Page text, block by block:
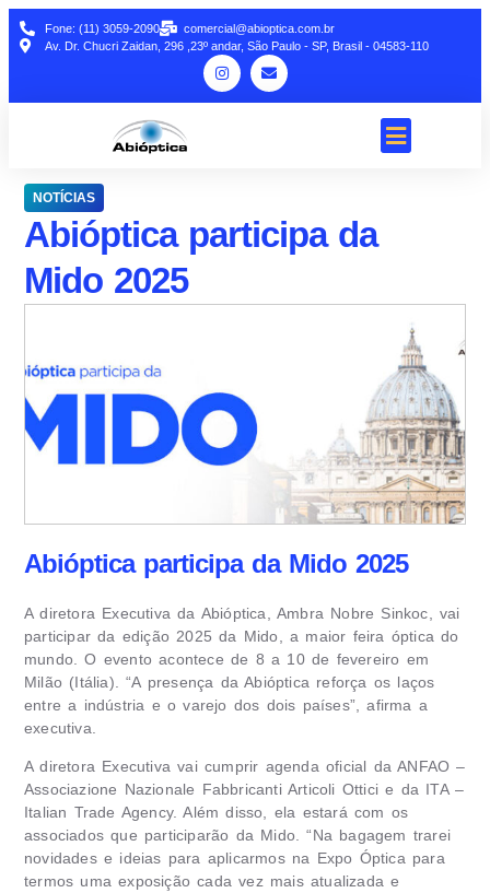
Fone: (11) 3059-2090
comercial@abioptica.com.br
Av. Dr. Chucri Zaidan, 296 ,23º andar, São Paulo - SP, Brasil - 04583-110
NOTÍCIAS
Abióptica participa da
Mido 2025
Abióptica participa da Mido 2025
A diretora Executiva da Abióptica, Ambra Nobre Sinkoc, vai
participar da edição 2025 da Mido, a maior feira óptica do
mundo. O evento acontece de 8 a 10 de fevereiro em
Milão (Itália). “A presença da Abióptica reforça os laços
entre a indústria e o varejo dos dois países”, afirma a
executiva.
A diretora Executiva vai cumprir agenda oficial da ANFAO –
Associazione Nazionale Fabbricanti Articoli Ottici e da ITA –
Italian Trade Agency. Além disso, ela estará com os
associados que participarão da Mido. “Na bagagem trarei
novidades e ideias para aplicarmos na Expo Óptica para
termos uma exposição cada vez mais atualizada e